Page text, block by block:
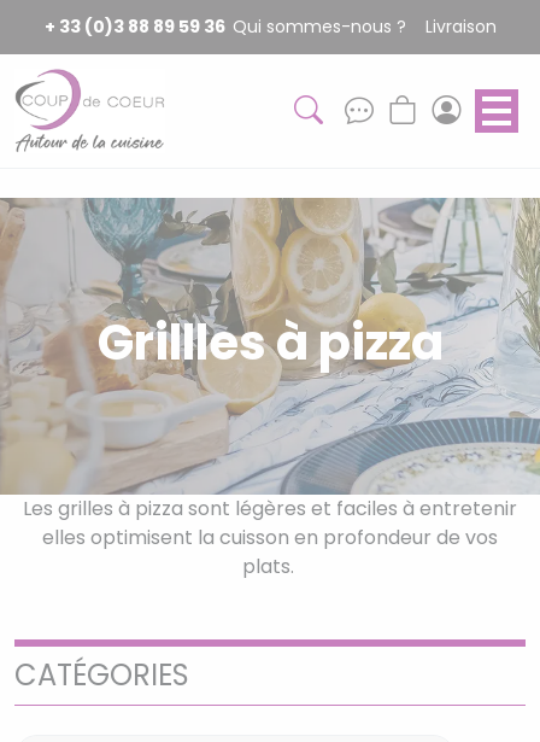
+ 33 (0)3 88 89 59 36 Qui sommes-nous ? Livraison
Grillles à pizza
Les grilles à pizza sont légères et faciles à entretenir
elles optimisent la cuisson en profondeur de vos
plats.
CATÉGORIES
Panneau de gestion des cookies